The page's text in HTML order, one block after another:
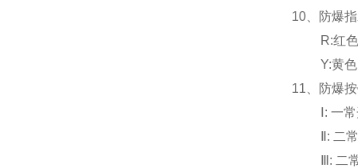
10、防爆
R:
Y:黄
11 、防爆
Ⅰ: 一
Ⅱ: 二
Ⅲ: 二